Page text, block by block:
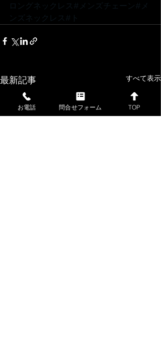
ロングネックレス #メンズチェーン #メ
ンズネックレス #ト
最新記事 すべて表示
お電話 問合せフォーム TOP